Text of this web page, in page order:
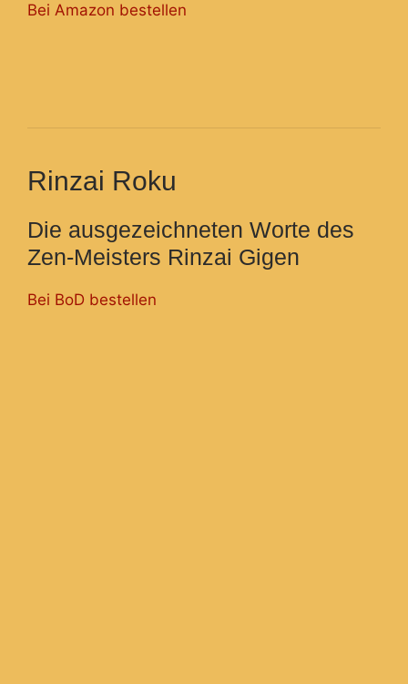
Bei Amazon bestellen
Rinzai Roku
Die ausgezeichneten Worte des
Zen-Meisters Rinzai Gigen
Bei BoD bestellen